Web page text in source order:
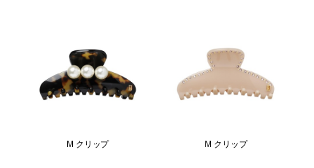
M クリップ M クリップ